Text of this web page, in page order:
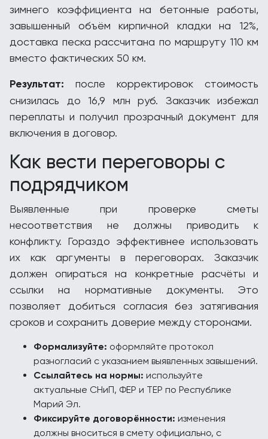
зимнего коэффициента на бетонные работы,
завышенный объём кирпичной кладки на 12%,
доставка песка рассчитана по маршруту 110 км
вместо фактических 50 км.
Результат: после корректировок стоимость
снизилась до 16,9 млн руб. Заказчик избежал
переплаты и получил прозрачный документ для
включения в договор.
Как вести переговоры с
подрядчиком
Выявленные при проверке сметы
несоответствия не должны приводить к
конфликту. Гораздо эффективнее использовать
их как аргументы в переговорах. Заказчик
должен опираться на конкретные расчёты и
ссылки на нормативные документы. Это
позволяет добиться согласия без затягивания
сроков и сохранить доверие между сторонами.
Формализуйте: оформляйте протокол
разногласий с указанием выявленных завышений.
Ссылайтесь на нормы: используйте
актуальные СНиП, ФЕР и ТЕР по Республике
Марий Эл.
Фиксируйте договорённости: изменения
должны вноситься в смету официально, с